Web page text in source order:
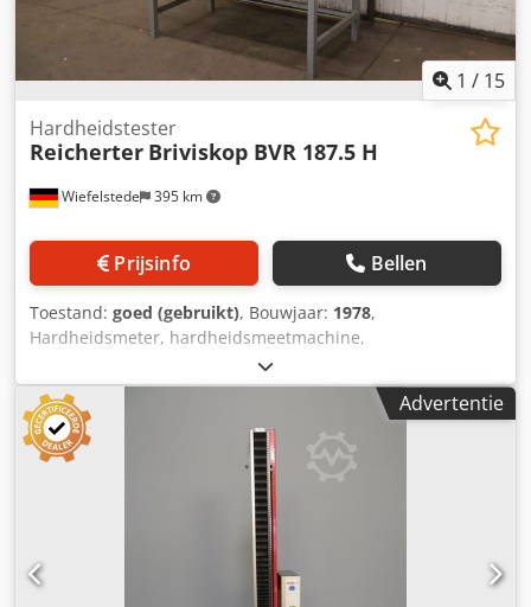
1 / 15
Wiefelstede 395 km
Hardheidstester
Reicherter Briviskop BVR 187.5 H
Prijsinfo Bellen
Toestand: goed (gebruikt), Bouwjaar: 1978,
Hardheidsmeter, hardheidsmeetmachine,
hardheidsmeter, hardheidsmeter, universele
hardheidsmeter -Fabrikant: Reicherter, hardheidsmeter
volgens Brinell/Vickers en Rockwell op solide basisframe -
Type: Briviskop BVR 187.5 H -Projectie: 250 mm -
Testhoogte: 280 mm Dsdpfx Ahou Ha U Ts Aeck -
Accessoires: zie foto's -Totale afmetingen: 1200/700/H1730
Advertentie